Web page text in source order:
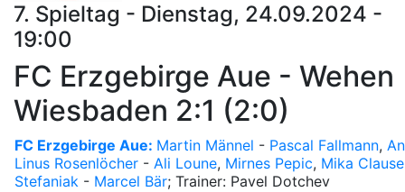
7. Spieltag - Dienstag, 24.09.2024 -
19:00
FC Erzgebirge Aue - Wehen
Wiesbaden 2:1 (2:0)
FC Erzgebirge Aue: Martin Männel - Pascal Fallmann,
Linus Rosenlöcher - Ali Loune, Mirnes Pepic, Mika
Stefaniak - Marcel Bär; Trainer: Pavel Dotchev